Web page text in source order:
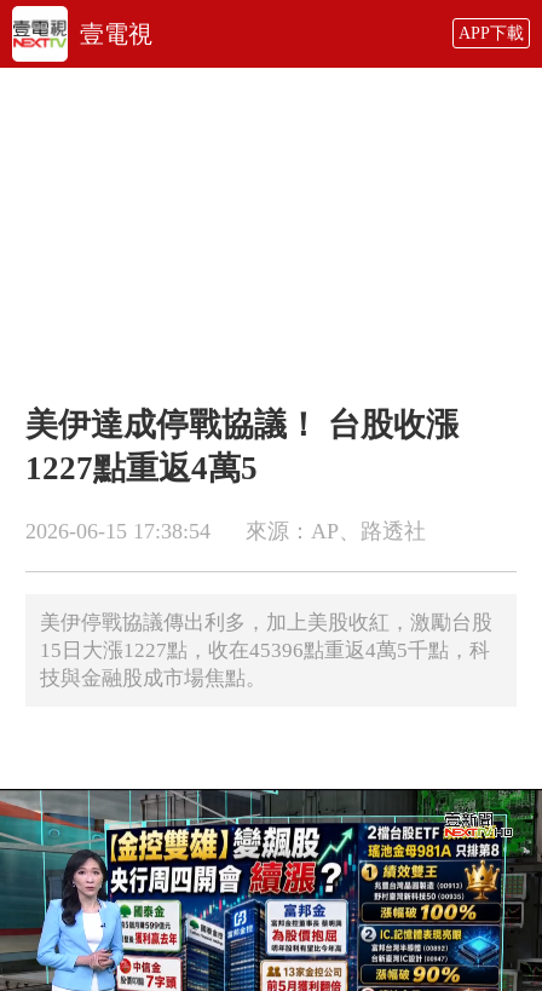
壹電視 APP下載
美伊達成停戰協議！ 台股收漲
1227點重返4萬5
2026-06-15 17:38:54 來源：AP、路透社
美伊停戰協議傳出利多，加上美股收紅，激勵台股
15日大漲1227點，收在45396點重返4萬5千點，科
技與金融股成市場焦點。